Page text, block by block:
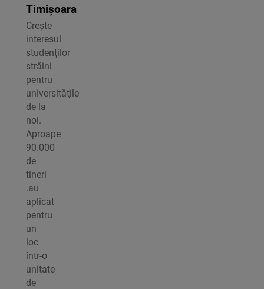
Timișoara
Creşte
interesul
studenţilor
străini
pentru
universităţile
de la
noi.
Aproape
90.000
de
tineri
.au
aplicat
pentru
un
loc
într-o
unitate
de